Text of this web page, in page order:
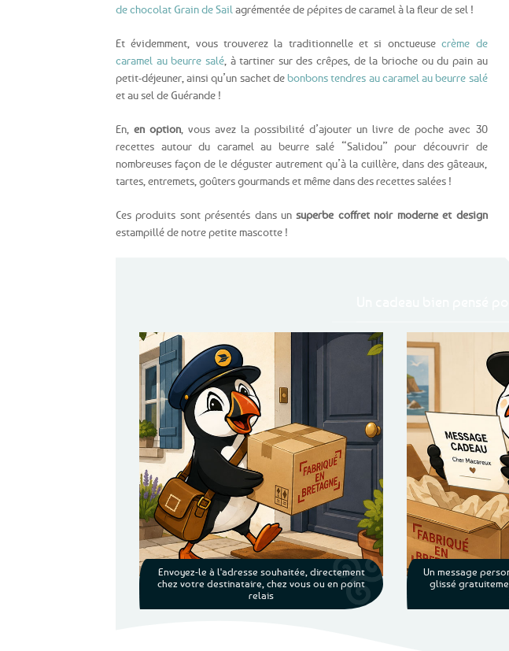
de chocolat Grain de Sail agrémentée de pépites de caramel à la fleur de sel !
Et évidemment, vous trouverez la traditionnelle et si onctueusecrème de
caramel au beurre salé, à tartiner sur des crêpes, de la brioche ou du pain au
petit-déjeuner, ainsi qu’un sachet debonbons tendres au caramel au beurre salé
et au sel de Guérande !
En,en option , vous avez la possibilité d’ajouter un livre de poche avec 30
recettes autour du caramel au beurre salé “Salidou” pour découvrir de
nombreuses façon de le déguster autrement qu’à la cuillère, dans des gâteaux,
tartes, entremets, goûters gourmands et même dans des recettes salées !
Ces produits sont présentés dans unsuperbe coffret noir moderne et design
estampillé de notre petite mascotte !
Envoyez-le à l'adresse souhaitée, directement
chez votre destinataire, chez vous ou en point
relais
Un message
glissé